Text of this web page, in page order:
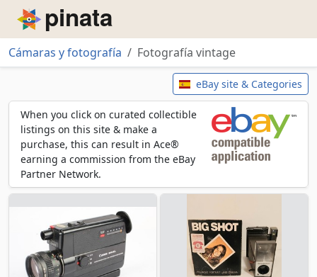
Piñata
Cámaras y fotografía
Fotografía vintage
Fotografía vintage eBay site & Categories
When you click on curated collectible
listings on this site & make a
purchase, this can result in Ace®
earning a commission from the eBay
Partner Network.